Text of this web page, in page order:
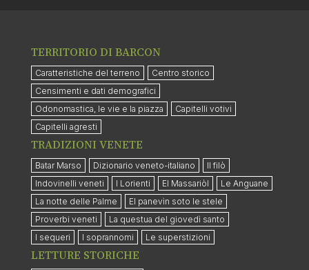
TERRITORIO DI BARCON
Caratteristiche del terreno
Centro storico
Censimenti e dati demografici
Odonomastica, le vie e la piazza
Capitelli votivi
Capitelli agresti
TRADIZIONI VENETE
Batar Marso Dizionario veneto-italiano
Il filò
Indovinelli veneti
I Lorienti El Massariòl
Le Anguane
La notte delle Palme
El panevìn soto le stele
Proverbi veneti
La questua del giovedì santo
I sequeri
I soprannomi Le superstizioni
LETTURE STORICHE